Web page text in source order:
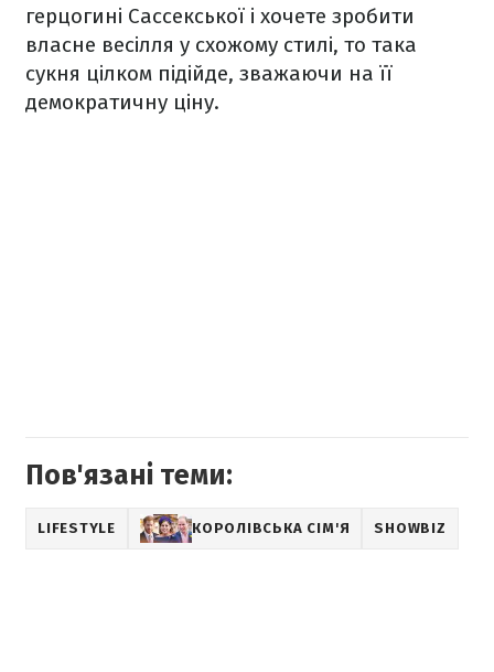
герцогині Сассекської і хочете зробити
власне весілля у схожому стилі, то така
сукня цілком підійде, зважаючи на її
демократичну ціну.
Пов'язані теми:
LIFESTYLE КОРОЛІВСЬКА СІМ'Я SHOWBIZ